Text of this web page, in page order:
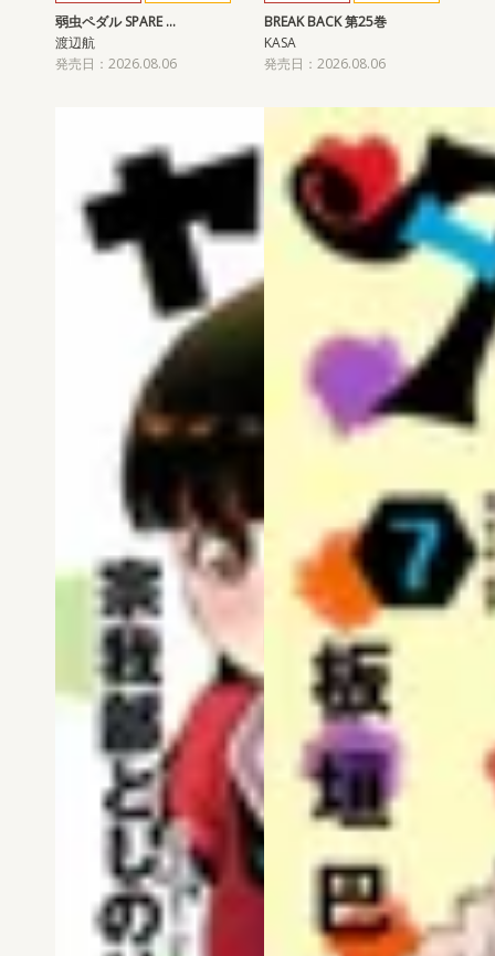
弱虫ペダル SPARE …
渡辺航
発売日：2026.08.06
BREAK BACK 第25巻
KASA
発売日：2026.08.06